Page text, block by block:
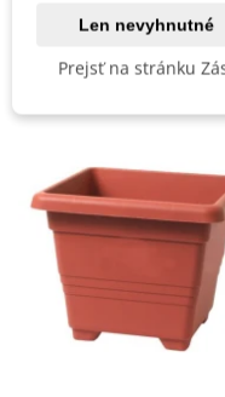
Mohli byste ešte
Len nevyhnutné
Prejsť na stránku